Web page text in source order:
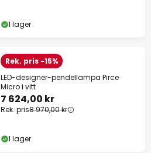
I lager
Rek. pris -15%
LED-designer-pendellampa Pirce
Micro i vitt
7 624,00 kr
Rek. pris8 970,00 kr
I lager